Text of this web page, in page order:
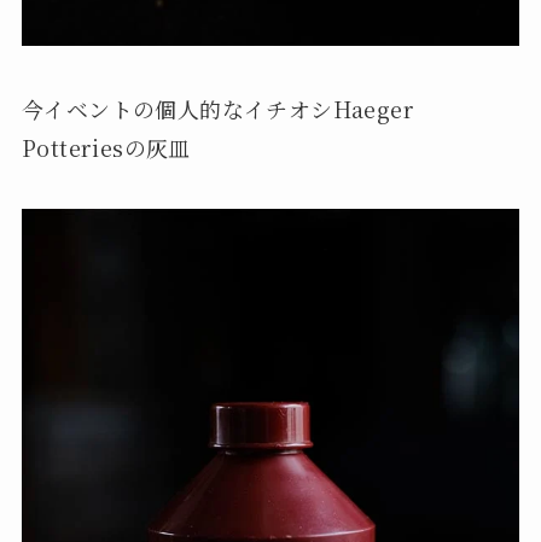
今イベントの個人的なイチオシHaeger
Potteriesの灰皿